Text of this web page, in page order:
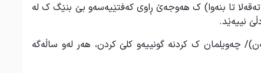
تەقەلا تا بنەوا) ک هەوجەێ ڕاوی کەفتێیەسەو بێ بنێگ ک لە
نییەێد.
چەویلمان ک کردنە گونییەو کلێ کردن، هەر لەو ساڵەگە